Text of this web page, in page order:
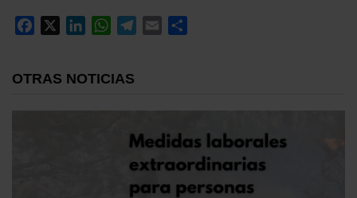
Facebook
LinkedInWhatsApp
Telegram
Email
OTRAS NOTICIAS